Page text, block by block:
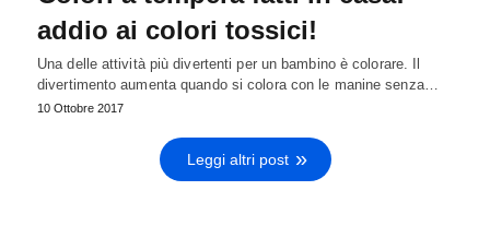
addio ai colori tossici!
Una delle attività più divertenti per un bambino è colorare. Il
divertimento aumenta quando si colora con le manine senza…
10 Ottobre 2017
Leggi altri post